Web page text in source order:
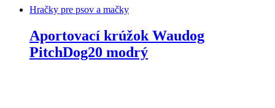
Hračky pre psov a mačky
Aportovací krúžok Waudog
PitchDog20 modrý